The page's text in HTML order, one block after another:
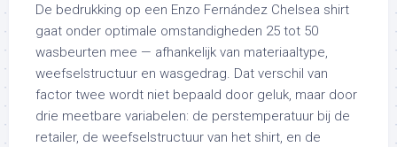
De bedrukking op een Enzo Fernández Chelsea shirt
gaat onder optimale omstandigheden 25 tot 50
wasbeurten mee — afhankelijk van materiaaltype,
weefselstructuur en wasgedrag. Dat verschil van
factor twee wordt niet bepaald door geluk, maar door
drie meetbare variabelen: de perstemperatuur bij de
retailer, de weefselstructuur van het shirt, en de